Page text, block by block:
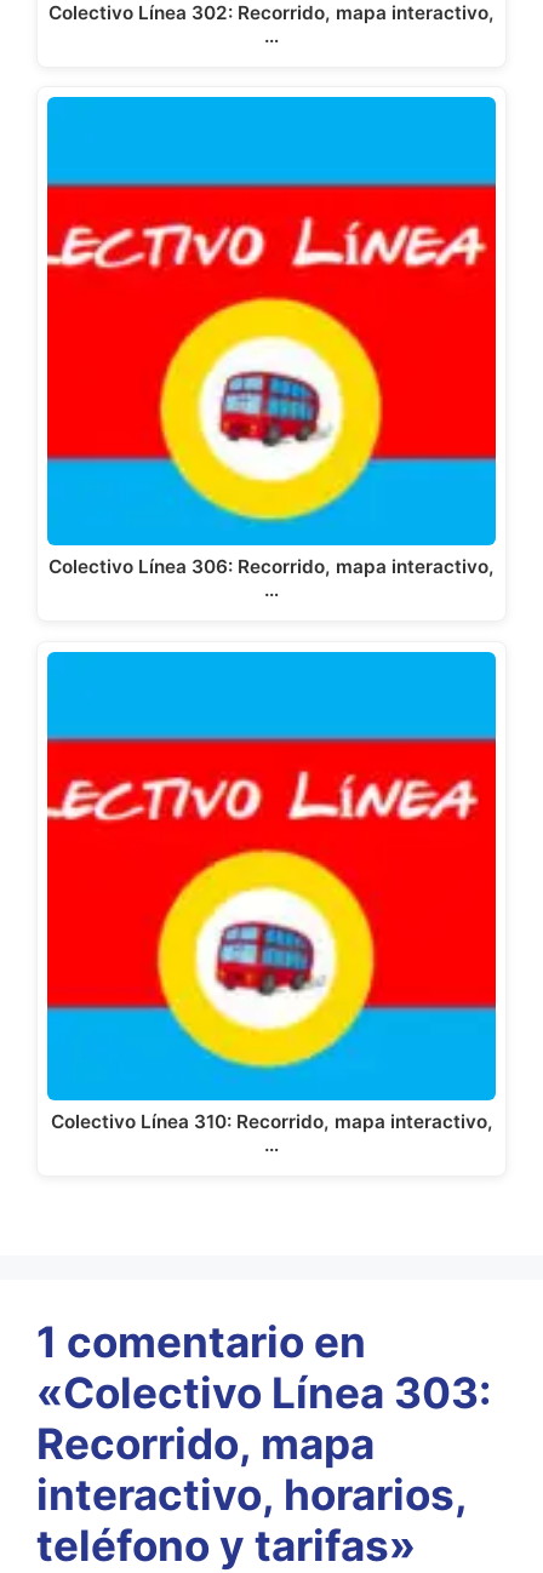
Colectivo Línea 302: Recorrido, mapa interactivo,
…
Colectivo Línea 306: Recorrido, mapa interactivo,
…
Colectivo Línea 310: Recorrido, mapa interactivo,
…
1 comentario en
«Colectivo Línea 303:
Recorrido, mapa
interactivo, horarios,
teléfono y tarifas»